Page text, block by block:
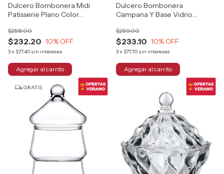
Dulcero Bombonera Midi
Patisserie Plano Color
$232.20
$258.00
10% OFF
3x $77.40 sin intereses
Dulcero Bombonera
Campana Y Base Vidrio
$233.10
$259.00
10% OFF
3x $77.70 sin intereses
GRATIS